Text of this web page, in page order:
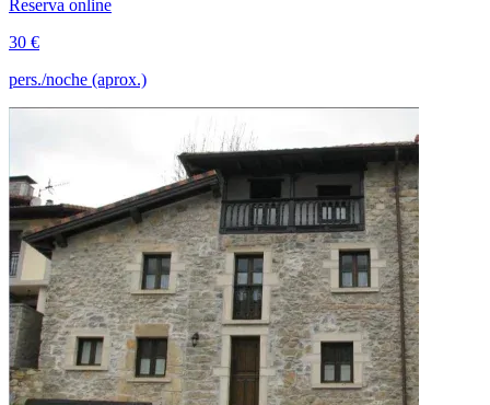
Reserva online
30 €
pers./noche (aprox.)